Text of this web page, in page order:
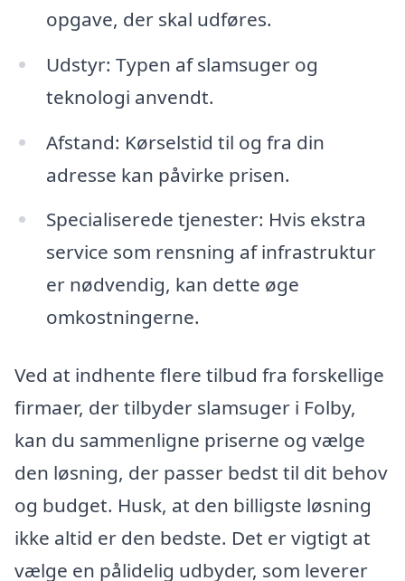
opgave, der skal udføres.
Udstyr: Typen af slamsuger og
teknologi anvendt.
Afstand: Kørselstid til og fra din
adresse kan påvirke prisen.
Specialiserede tjenester: Hvis ekstra
service som rensning af infrastruktur
er nødvendig, kan dette øge
omkostningerne.
Ved at indhente flere tilbud fra forskellige
firmaer, der tilbyder slamsuger i Folby,
kan du sammenligne priserne og vælge
den løsning, der passer bedst til dit behov
og budget. Husk, at den billigste løsning
ikke altid er den bedste. Det er vigtigt at
vælge en pålidelig udbyder, som leverer